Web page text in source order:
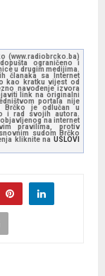
(www.radiobrcko.ba)
ograničeno i
u drugim medijima.
članaka sa Internet
kao kratku vijest od
navođenje izvora
link na originalni
portala nije
Brčko je odlučan u
i rad svojih autora.
na internet
pravilima, protiv
sudom Brčko
kliknite na USLOVI